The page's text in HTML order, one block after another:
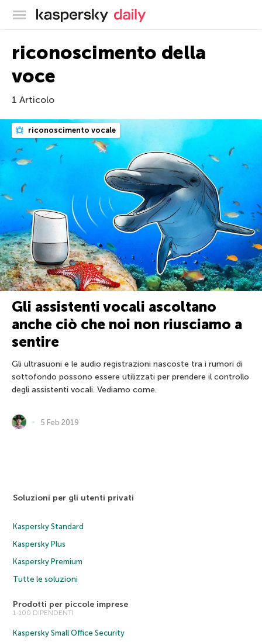
Blog ufficiale di Kaspersky
riconoscimento della
voce
1 Articolo
riconoscimento vocale
Gli assistenti vocali ascoltano
anche ciò che noi non riusciamo a
sentire
Gli ultrasuoni e le audio registrazioni nascoste tra i rumori di
sottofondo possono essere utilizzati per prendere il controllo
degli assistenti vocali. Vediamo come.
5 Feb 2019
Soluzioni per gli utenti privati
Kaspersky Standard
Kaspersky Plus
Kaspersky Premium
Tutte le soluzioni
Prodotti per piccole imprese
1-100 DIPENDENTI
Kaspersky Small Office Security